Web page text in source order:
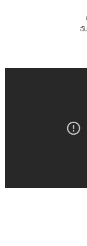
ฉั